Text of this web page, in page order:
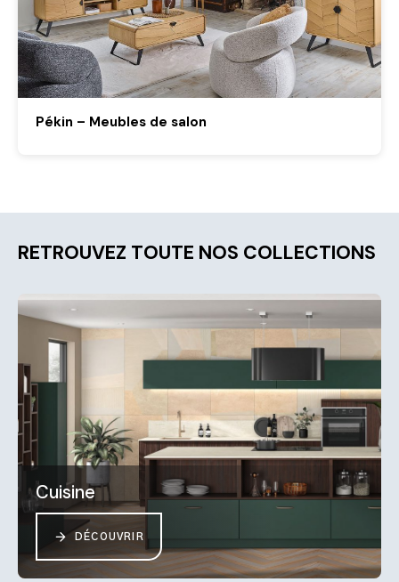
Pékin – Meubles de salon
RETROUVEZ TOUTE NOS COLLECTIONS
Cuisine
DÉCOUVRIR